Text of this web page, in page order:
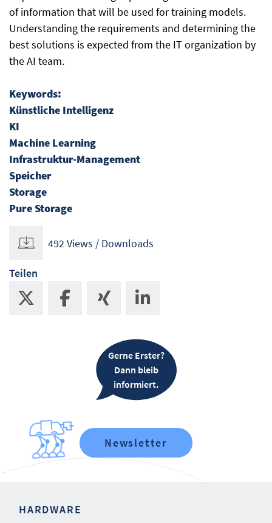
of information that will be used for training models.
Understanding the requirements and determining the
best solutions is expected from the IT organization by
the AI team.
Keywords:
Künstliche Intelligenz
KI
Machine Learning
Infrastruktur-Management
Speicher
Storage
Pure Storage
492 Views / Downloads
Teilen
Gerne Erster?
Dann bleib
informiert.
Newsletter
HARDWARE